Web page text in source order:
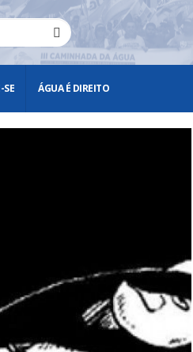
SE ÁGUA É DIREITO